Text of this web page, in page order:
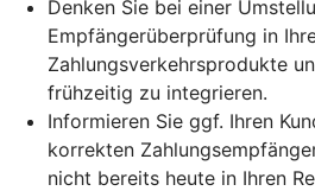
Denken Sie bei einer
Empfängerüberprüfung in
Zahlungsverkehrsprodukte
frühzeitig zu integrieren.
Informieren Sie ggf. Ihren
korrekten
nicht bereits heute in Ihren